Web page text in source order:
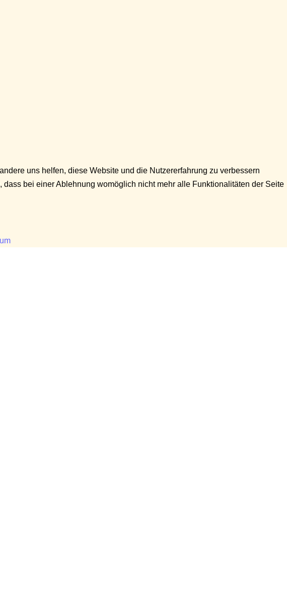
uns helfen, diese Website und die Nutzererfahrung zu verbessern
bei einer Ablehnung womöglich nicht mehr alle Funktionalitäten der Seite